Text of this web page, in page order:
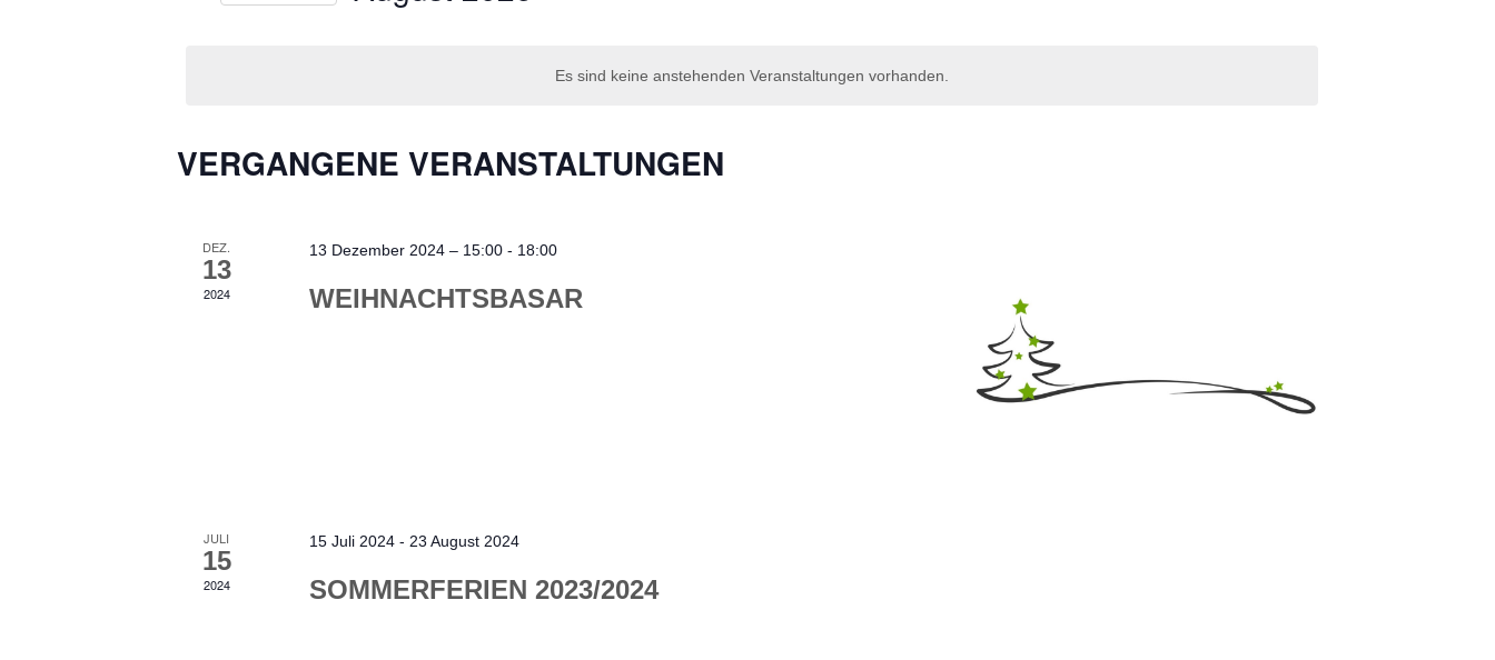
Es sind keine anstehenden Veranstaltungen vorhanden.
NAVIGATION
KALENDER
VON
VERGANGENE VERANSTALTUNGEN
DEZ.
13
2024
13 Dezember 2024 – 15:00 - 18:00
WEIHNACHTSBASAR
JULI
15
2024
15 Juli 2024 - 23 August 2024
SOMMERFERIEN 2023/2024